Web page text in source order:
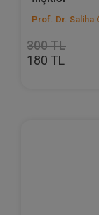
Prof. Dr. Saliha
300 TL
180 TL